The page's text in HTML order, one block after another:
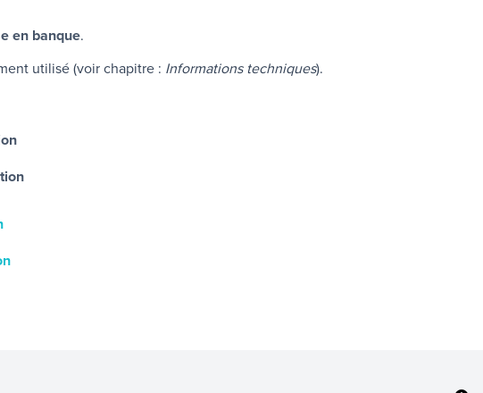
en banque.
utilisé (voir chapitre : Informations techniques).